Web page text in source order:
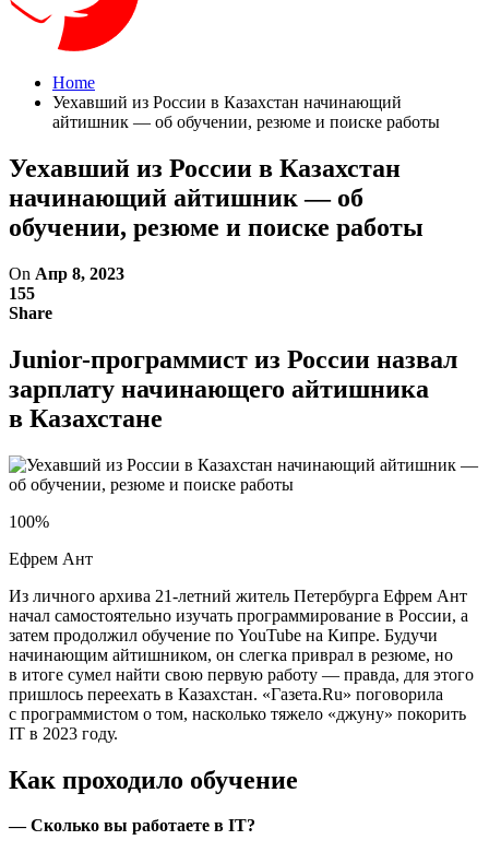
Home
Уехавший из России в Казахстан начинающий
айтишник — об обучении, резюме и поиске работы
Уехавший из России в Казахстан
начинающий айтишник — об
обучении, резюме и поиске работы
On Апр 8, 2023
155
Share
Junior-программист из России назвал
зарплату начинающего айтишника
в Казахстане
100%
Ефрем Ант
Из личного архива 21-летний житель Петербурга Ефрем Ант
начал самостоятельно изучать программирование в России, а
затем продолжил обучение по YouTube на Кипре. Будучи
начинающим айтишником, он слегка приврал в резюме, но
в итоге сумел найти свою первую работу — правда, для этого
пришлось переехать в Казахстан. «Газета.Ru» поговорила
с программистом о том, насколько тяжело «джуну» покорить
IT в 2023 году.
Как проходило обучение
— Сколько вы работаете в IT?